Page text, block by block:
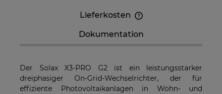
Lieferkosten
enthalten. Die Versandkosten können höher
Dokumentation
Der Solax X3-PRO G2 ist ein leistungsstarker
dreiphasiger On-Grid-Wechselrichter, der für
effiziente Photovoltaikanlagen in Wohn- und